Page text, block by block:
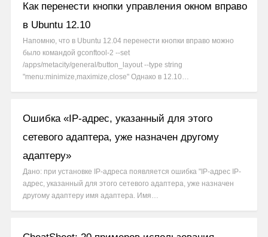
Как перенести кнопки управления окном вправо
в Ubuntu 12.10
Напомню, что в Ubuntu 12.04 перенести кнопки вправо можно
было командой gconftool-2 --set
/apps/metacity/general/button_layout --type string
"menu:minimize,maximize,close" Однако в 12.10…
Ошибка «IP-адрес, указанный для этого
сетевого адаптера, уже назначен другому
адаптеру»
Дано: при установке IP-адреса появляется ошибка "IP-адрес IP-
адрес, указанный для этого сетевого адаптера, уже назначен
другому адаптеру имя адаптера. Имя…